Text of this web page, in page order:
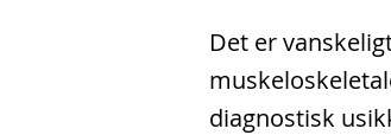
Det er
diagnostisk